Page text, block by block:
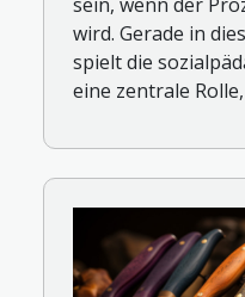
wird. Gerade in
spielt die
eine zentrale Rolle,